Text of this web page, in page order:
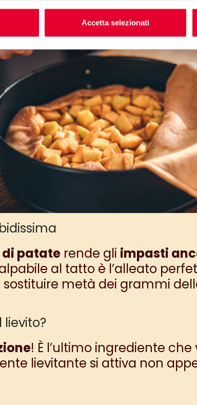
Accetta selezionati
pataterende gli impasti
al tatto è l’alleato
sostituire metà dei grammi
lievito?
! È l’ultimo ingrediente
lievitante si attiva non